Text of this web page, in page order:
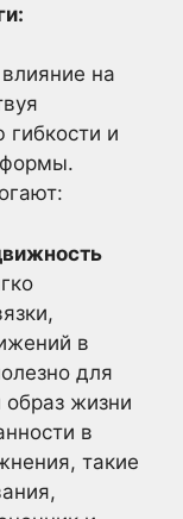
на
и
в
для
жизни
в
такие